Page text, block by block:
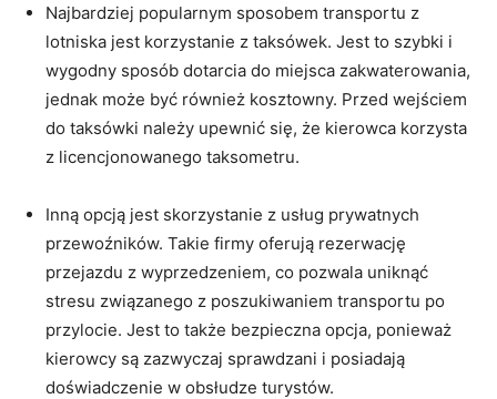
Najbardziej popularnym sposobem transportu z ​
lotniska jest korzystanie z taksówek. Jest to szybki i
wygodny⁢ sposób dotarcia do miejsca ‌zakwaterowania,
jednak może być również kosztowny. Przed wejściem
do taksówki należy upewnić się, że kierowca korzysta
z licencjonowanego taksometru.
Inną opcją jest skorzystanie z usług prywatnych
⁤przewoźników. Takie firmy ⁣oferują rezerwację
przejazdu ‌z⁣ wyprzedzeniem, co pozwala uniknąć
stresu związanego‌ z poszukiwaniem transportu po
przylocie. Jest to także bezpieczna opcja, ponieważ
kierowcy są zazwyczaj sprawdzani i posiadają
doświadczenie w⁣ obsłudze turystów.